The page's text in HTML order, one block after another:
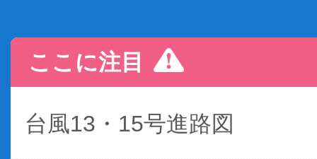
ここに注目
台風13・15号進路図